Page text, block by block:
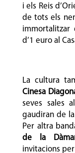
i els Reis
de tots els
immortalitzar
d’1 euro al
La cultura
Cinesa
seves sales
gaudiran de la
Per altra
de la
invitacions